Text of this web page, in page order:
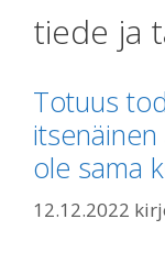
tiede ja
Totuus
ole sama
12.12.2022